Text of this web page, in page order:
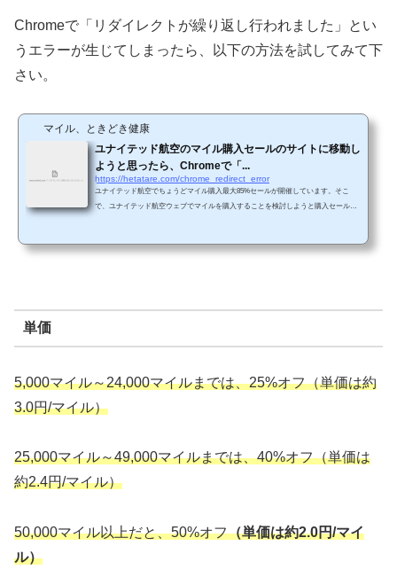
Chromeで「リダイレクトが繰り返し行われました」とい
うエラーが生じてしまったら、以下の方法を試してみて下
さい。
マイル、ときどき健康
ユナイテッド航空のマイル購入セールのサイトに移動し
ようと思ったら、Chromeで「...
https://hetatare.com/chrome_redirect_error
ユナイテッド航空でちょうどマイル購入最大85%セールが開催しています。そこ
で、ユナイテッド航空ウェブでマイルを購入することを検討しようと購入セールの
いうエラー画面が生じてしまい、セールサイトに移動できませんでした。 ネットで
単価
5,000マイル～24,000マイルまでは、25%オフ（単価は約
3.0円/マイル）
25,000マイル～49,000マイルまでは、40%オフ（単価は
約2.4円/マイル）
50,000マイル以上だと、50%オフ（単価は約2.0円/マイ
ル）